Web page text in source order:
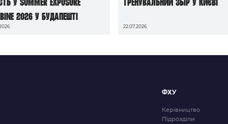
2026 у Будапешті
22.07.2026
ФХУ
Керівництво
Підрозділи